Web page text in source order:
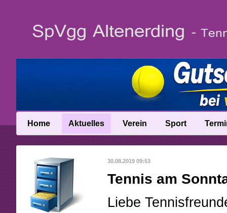
Home Aktuelles
News
News-Archiv
Verein
Vereinsinfo
Vereinschronik
Anfahrt
Abteilungsleitung
Sport
Trainer
Talentinos
Fast Learning
30.08.2019 09:53
Tennis am
Liebe